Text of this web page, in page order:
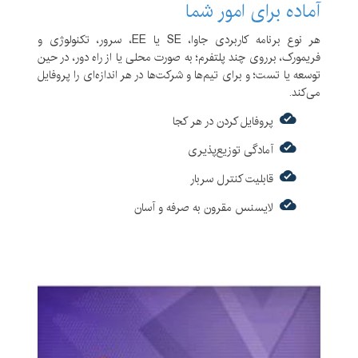
آماده برای امور شما
هر نوع برنامه‌ کاربردی جاوا، SE یا EE، سرور، تکنولوژی و
فریمورک، برروی چند پلتفرم؛ به صورت محلی یا از راه‌ دور، در حین
توسعه یا تست؛ و برای تیم‌ها و شرکت‌ها در هر اندازه‌ای را پروفایل
می‌کند.
پروفایل کردن در هر کجا
آمادگی توزیع‌پذیری
قابلیت کنترل سربار
لایسنس مقرون به صرفه و آسان
امکان پروفایل کردن thread
های منتظر، بلوکه شوند و بلوکه کننده
دارای قابلیتinspectionبرای تشخیص مواردی
همچونduplicate objects، null objects و open files
در زمان اجرای برنامه
دارای نمودار های متعددی جهت مانیتورینگ وب، پایگاه
I/O
metricهای متعددی برای ارزیابی کارایی برنامه
های کاربردی در حال اجرا
توانایی تحلیل قدرتمند و پروفایل کاملا خودکار
یا نصب شده در یک سرور دیگر (remote
)
attach
شدن به برنامه های در حال اجرا که قبلا در
حالت پروفایل بالا نیامده باشد